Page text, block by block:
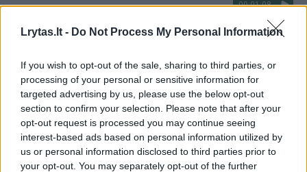
Lrytas.lt - Do Not Process My Personal Information
If you wish to opt-out of the sale, sharing to third parties, or
processing of your personal or sensitive information for
targeted advertising by us, please use the below opt-out
section to confirm your selection. Please note that after your
opt-out request is processed you may continue seeing
interest-based ads based on personal information utilized by
us or personal information disclosed to third parties prior to
your opt-out. You may separately opt-out of the further
00:01:08
L. Liubertaitė įvardijo didžiausias klaidas, kurias daro
pradedantys sėti
00:05:05
Parodė, kaip itin lengvai ir be daug žemių galima sodinti
daržoves ir gėles
Žinios | Gyvenimo būdas